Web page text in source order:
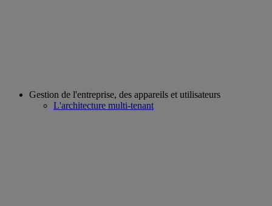
Gestion de l'entreprise, des appareils et utilisateurs
L'architecture multi-tenant